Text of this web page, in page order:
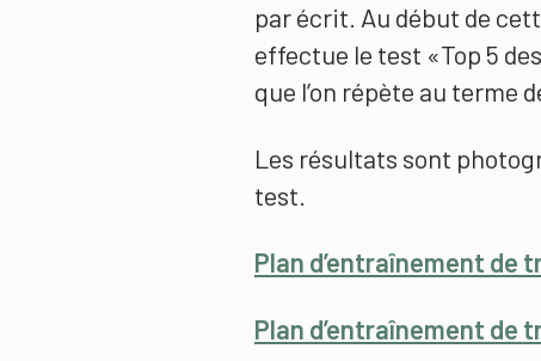
par écrit. Au début de
effectue le test «Top 5
que l’on répète au terme
Les résultats sont
test.
Plan d’entraînement de
Plan d’entraînement de